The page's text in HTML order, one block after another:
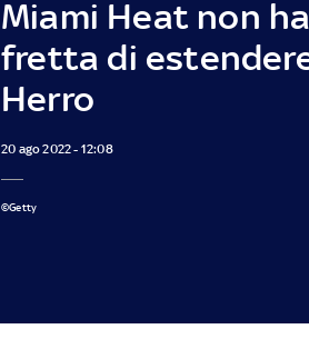
Miami Heat non
fretta di
Herro
20 ago 2022 - 12:08
©Getty